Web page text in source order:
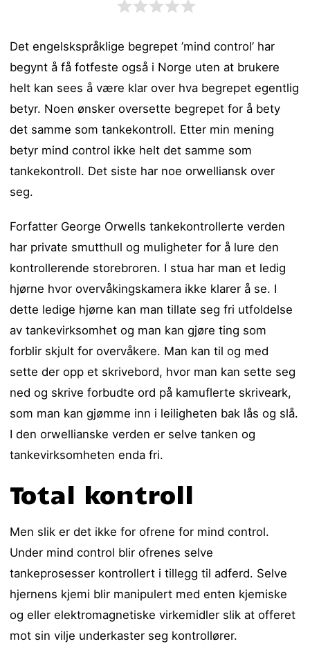
Det engelskspråklige begrepet ’mind control’ har
begynt å få fotfeste også i Norge uten at brukere
helt kan sees å være klar over hva begrepet egentlig
betyr. Noen ønsker oversette begrepet for å bety
det samme som tankekontroll. Etter min mening
betyr mind control ikke helt det samme som
tankekontroll. Det siste har noe orwelliansk over
seg.
Forfatter George Orwells tankekontrollerte verden
har private smutthull og muligheter for å lure den
kontrollerende storebroren. I stua har man et ledig
hjørne hvor overvåkingskamera ikke klarer å se. I
dette ledige hjørne kan man tillate seg fri utfoldelse
av tankevirksomhet og man kan gjøre ting som
forblir skjult for overvåkere. Man kan til og med
sette der opp et skrivebord, hvor man kan sette seg
ned og skrive forbudte ord på kamuflerte skriveark,
som man kan gjømme inn i leiligheten bak lås og slå.
I den orwellianske verden er selve tanken og
tankevirksomheten enda fri.
Total kontroll
Men slik er det ikke for ofrene for mind control.
Under mind control blir ofrenes selve
tankeprosesser kontrollert i tillegg til adferd. Selve
hjernens kjemi blir manipulert med enten kjemiske
og eller elektromagnetiske virkemidler slik at offeret
mot sin vilje underkaster seg kontrollører.